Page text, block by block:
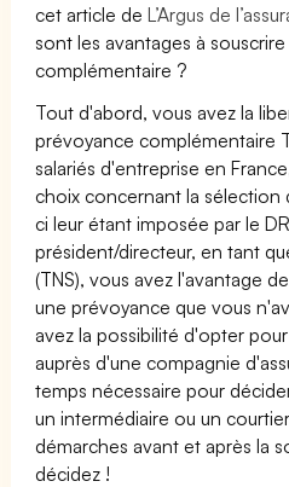
cet article deL’Argus de
sont les avantages à
complémentaire ?
Tout d'abord, vous avez la
prévoyance complémentaire
salariés d'entreprise en
choix concernant la sélection
ci leur étant imposée par le
président/directeur, en tant
(TNS), vous avez l'avantage
une prévoyance que vous
avez la possibilité d'opter
auprès d'une compagnie
temps nécessaire pour
un intermédiaire ou un
démarches avant et après la
décidez !